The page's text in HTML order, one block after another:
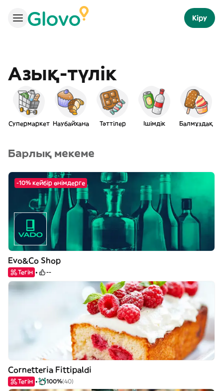
Кіру
Азық-түлік
Супермаркет Наубайхана Тәттілер Ішімдік Балмұздақ
Барлық мекеме
-10% кейбір өнімдерге
Evo&Co Shop
Тегін --
Cornetteria Fittipaldi
Тегін 100%(40)